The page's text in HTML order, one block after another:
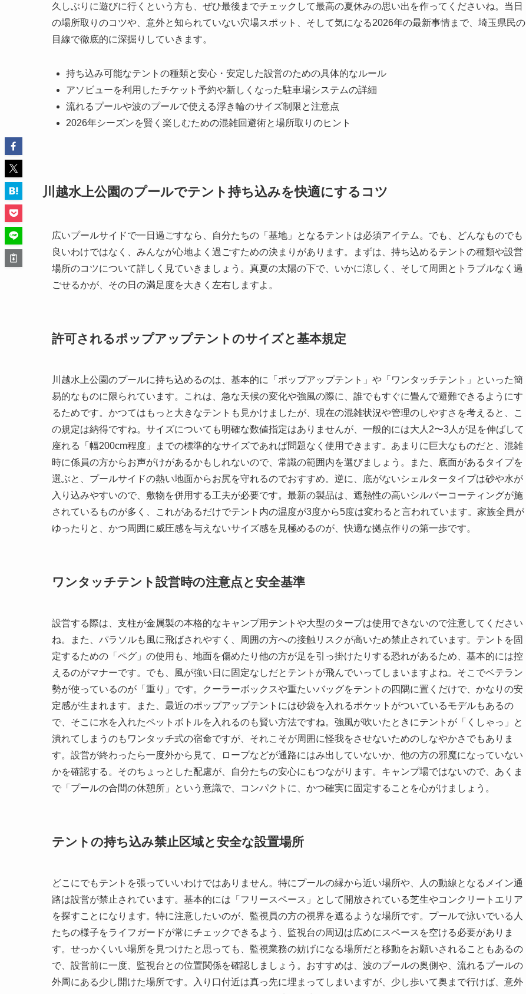
久しぶりに遊びに行くという方も、ぜひ最後までチェックして最高の夏休みの思い出を作ってくださいね。当日
の場所取りのコツや、意外と知られていない穴場スポット、そして気になる2026年の最新事情まで、埼玉県民の
目線で徹底的に深掘りしていきます。
持ち込み可能なテントの種類と安心・安定した設営のための具体的なルール
アソビューを利用したチケット予約や新しくなった駐車場システムの詳細
流れるプールや波のプールで使える浮き輪のサイズ制限と注意点
2026年シーズンを賢く楽しむための混雑回避術と場所取りのヒント
川越水上公園のプールでテント持ち込みを快適にするコツ
広いプールサイドで一日過ごすなら、自分たちの「基地」となるテントは必須アイテム。でも、どんなものでも
良いわけではなく、みんなが心地よく過ごすための決まりがあります。まずは、持ち込めるテントの種類や設営
場所のコツについて詳しく見ていきましょう。真夏の太陽の下で、いかに涼しく、そして周囲とトラブルなく過
ごせるかが、その日の満足度を大きく左右しますよ。
許可されるポップアップテントのサイズと基本規定
川越水上公園のプールに持ち込めるのは、基本的に「ポップアップテント」や「ワンタッチテント」といった簡
易的なものに限られています。これは、急な天候の変化や強風の際に、誰でもすぐに畳んで避難できるようにす
るためです。かつてはもっと大きなテントも見かけましたが、現在の混雑状況や管理のしやすさを考えると、こ
の規定は納得ですね。サイズについても明確な数値指定はありませんが、一般的には大人2〜3人が足を伸ばして
座れる「幅200cm程度」までの標準的なサイズであれば問題なく使用できます。あまりに巨大なものだと、混雑
時に係員の方からお声がけがあるかもしれないので、常識の範囲内を選びましょう。また、底面があるタイプを
選ぶと、プールサイドの熱い地面からお尻を守れるのでおすすめ。逆に、底がないシェルタータイプは砂や水が
入り込みやすいので、敷物を併用する工夫が必要です。最新の製品は、遮熱性の高いシルバーコーティングが施
されているものが多く、これがあるだけでテント内の温度が3度から5度は変わると言われています。家族全員が
ゆったりと、かつ周囲に威圧感を与えないサイズ感を見極めるのが、快適な拠点作りの第一歩です。
ワンタッチテント設営時の注意点と安全基準
設営する際は、支柱が金属製の本格的なキャンプ用テントや大型のタープは使用できないので注意してください
ね。また、パラソルも風に飛ばされやすく、周囲の方への接触リスクが高いため禁止されています。テントを固
定するための「ペグ」の使用も、地面を傷めたり他の方が足を引っ掛けたりする恐れがあるため、基本的には控
えるのがマナーです。でも、風が強い日に固定なしだとテントが飛んでいってしまいますよね。そこでベテラン
勢が使っているのが「重り」です。クーラーボックスや重たいバッグをテントの四隅に置くだけで、かなりの安
定感が生まれます。また、最近のポップアップテントには砂袋を入れるポケットがついているモデルもあるの
で、そこに水を入れたペットボトルを入れるのも賢い方法ですね。強風が吹いたときにテントが「くしゃっ」と
潰れてしまうのもワンタッチ式の宿命ですが、それこそが周囲に怪我をさせないためのしなやかさでもありま
す。設営が終わったら一度外から見て、ロープなどが通路にはみ出していないか、他の方の邪魔になっていない
かを確認する。そのちょっとした配慮が、自分たちの安心にもつながります。キャンプ場ではないので、あくま
で「プールの合間の休憩所」という意識で、コンパクトに、かつ確実に固定することを心がけましょう。
テントの持ち込み禁止区域と安全な設置場所
どこにでもテントを張っていいわけではありません。特にプールの縁から近い場所や、人の動線となるメイン通
路は設営が禁止されています。基本的には「フリースペース」として開放されている芝生やコンクリートエリア
を探すことになります。特に注意したいのが、監視員の方の視界を遮るような場所です。プールで泳いでいる人
たちの様子をライフガードが常にチェックできるよう、監視台の周辺は広めにスペースを空ける必要がありま
す。せっかくいい場所を見つけたと思っても、監視業務の妨げになる場所だと移動をお願いされることもあるの
で、設営前に一度、監視台との位置関係を確認しましょう。おすすめは、波のプールの奥側や、流れるプールの
外周にある少し開けた場所です。入り口付近は真っ先に埋まってしまいますが、少し歩いて奥まで行けば、意外